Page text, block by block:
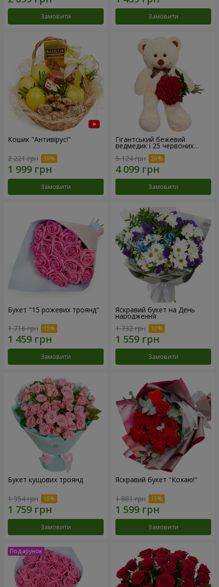
Замовити Замовити
Кошик "Антивірус!"
2 221 грн
Замовити
Гігантський бежевий
ведмедик і 25 червоних
троянд
5 124 грн
Замовити
Букет "15 рожевих троянд"
1 716 грн
Замовити
Яскравий букет на День
народження
1 732 грн
Замовити
Букет кущових троянд
1 954 грн
Замовити
Яскравий букет "Кохаю!"
1 881 грн
Замовити